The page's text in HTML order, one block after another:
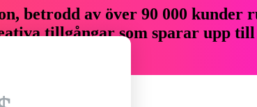
betrodd av över 90 000 kunder
tillgångar som sparar upp